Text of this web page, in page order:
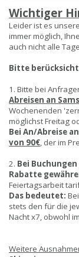
Wichtiger
Leider ist es
immer möglich,
auch nicht alle
Bitte
1. Bitte bei
Abreisen an
Wochenenden
möglichst Freitag
Bei An/Abreise
von 90€, der im
2. Bei Buchungen
Rabatte
Feiertagsarbeit
Das bedeutet:
stets den für die
Nacht x7, obwohl
Weitere